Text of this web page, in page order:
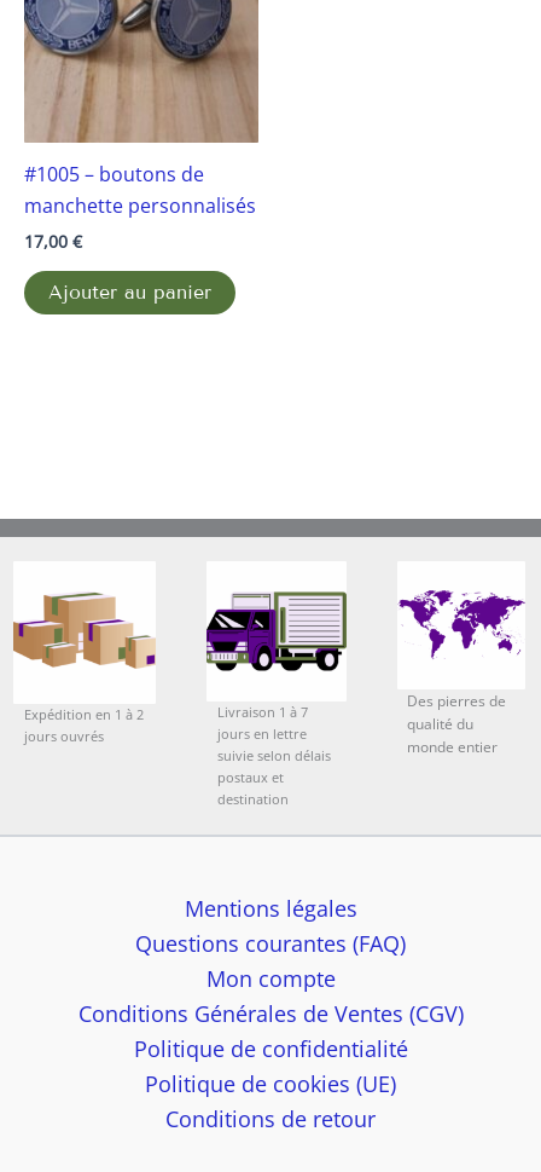
#1005 – boutons de
manchette personnalisés
17,00 €
Ajouter au panier
Expédition en 1 à 2
jours ouvrés
Livraison 1 à 7
jours en lettre
suivie selon délais
postaux et
destination
Des pierres de
qualité du
monde entier
Mentions légales
Questions courantes (FAQ)
Mon compte
Conditions Générales de Ventes (CGV)
Politique de confidentialité
Politique de cookies (UE)
Conditions de retour